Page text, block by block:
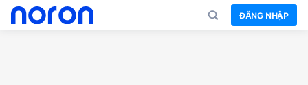
ĐĂNG NHẬP